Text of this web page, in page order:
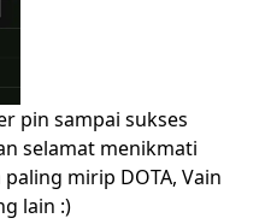
pin sampai sukses
selamat menikmati
mirip DOTA, Vain
lain :)